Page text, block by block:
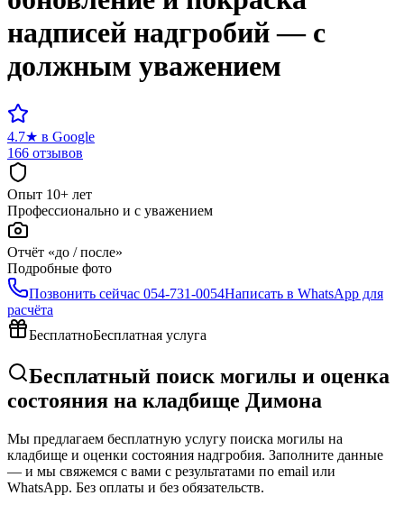
надписей надгробий — с
должным уважением
4.7★ в Google
166 отзывов
Опыт 10+ лет
Профессионально и с уважением
Отчёт «до / после»
Подробные фото
Позвонить сейчас 054-731-0054Написать в WhatsApp для
расчёта
БесплатноБесплатная услуга
Бесплатный поиск могилы и оценка
состояния на кладбище Димона
Мы предлагаем бесплатную услугу поиска могилы на
кладбище и оценки состояния надгробия. Заполните данные
— и мы свяжемся с вами с результатами по email или
WhatsApp. Без оплаты и без обязательств.